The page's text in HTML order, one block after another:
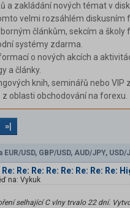
a zakládání nových témat v
velmi rozsáhlém diskusním
článkům, sekcím a školy
systémy zdarma.
o nových akcích a
a články.
knih, seminářů nebo VIP
oblasti obchodování na forexu.
»|
EUR/USD, GBP/USD, AUD/JPY,
Re: Re: Re: Re: Re: Re: Re: Re:
na: Vykuk
selhající C vlny trvalo 22 dní.